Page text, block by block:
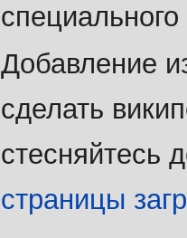
Добавление
сделать
стесняйтесь
страницы